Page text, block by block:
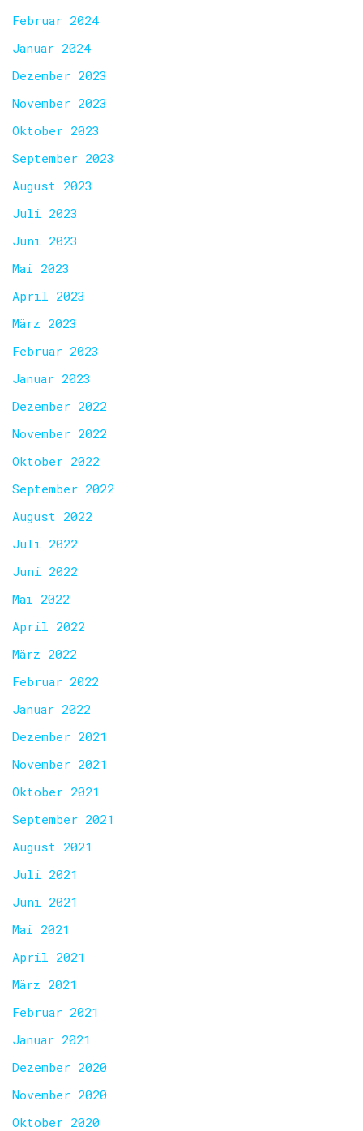
Februar 2024
Januar 2024
Dezember 2023
November 2023
Oktober 2023
September 2023
August 2023
Juli 2023
Juni 2023
Mai 2023
April 2023
März 2023
Februar 2023
Januar 2023
Dezember 2022
November 2022
Oktober 2022
September 2022
August 2022
Juli 2022
Juni 2022
Mai 2022
April 2022
März 2022
Februar 2022
Januar 2022
Dezember 2021
November 2021
Oktober 2021
September 2021
August 2021
Juli 2021
Juni 2021
Mai 2021
April 2021
März 2021
Februar 2021
Januar 2021
Dezember 2020
November 2020
Oktober 2020